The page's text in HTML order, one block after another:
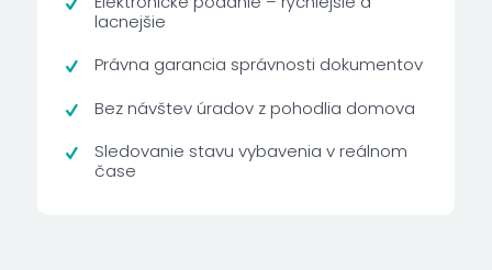
lacnejšie
Právna garancia správnosti dokumentov
Bez návštev úradov z pohodlia domova
Sledovanie stavu vybavenia v reálnom
čase